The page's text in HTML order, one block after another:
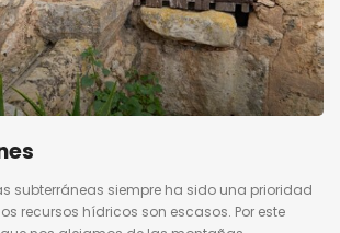
subterráneas siempre ha sido una prioridad
recursos hídricos son escasos. Por este